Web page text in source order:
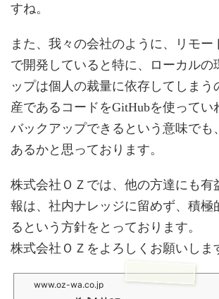
すね。
また、我々の会社のように、リモー
で開発していると特に、ローカルの
ップは個人の裁量に依存してしまう
産であるコードをGitHubを使ってい
バックアップできるという意味でも
あるかと思っております。
株式会社ＯＺでは、他の方達にも有
報は、社内ナレッジに留めず、積極
るという方針をとっております。
株式会社ＯＺをよろしくお願いしま
www.oz-wa.co.jp